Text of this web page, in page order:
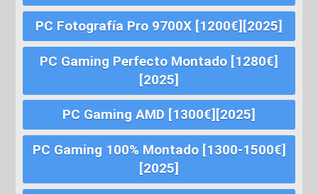
PC Fotografía Pro 9700X [1200€][2025]
PC Gaming Perfecto Montado [1280€]
[2025]
PC Gaming AMD [1300€][2025]
PC Gaming 100% Montado [1300-1500€]
[2025]